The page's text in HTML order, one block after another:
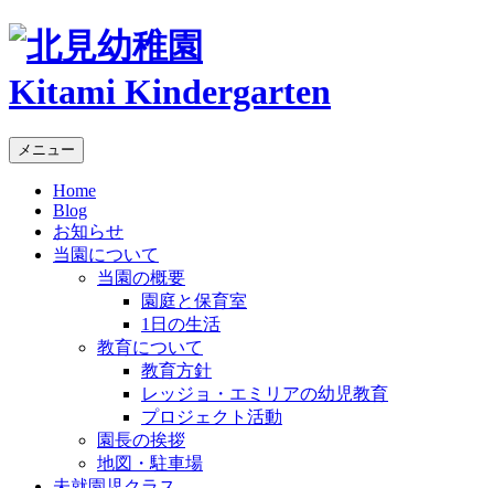
Kitami Kindergarten
メニュー
Home
Blog
お知らせ
当園について
当園の概要
園庭と保育室
1日の生活
教育について
教育方針
レッジョ・エミリアの幼児教育
プロジェクト活動
園長の挨拶
地図・駐車場